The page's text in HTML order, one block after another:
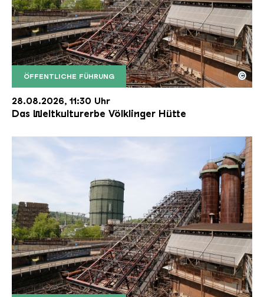
ÖFFENTLICHE FÜHRUNG
Der Erzschrägaufzug der Völklinger Hütte mit
Copyright: Weltkulturerbe Völklinger Hütte | Karl
©
28.08.2026, 11:30 Uhr
Das Weltkulturerbe Völklinger Hütte